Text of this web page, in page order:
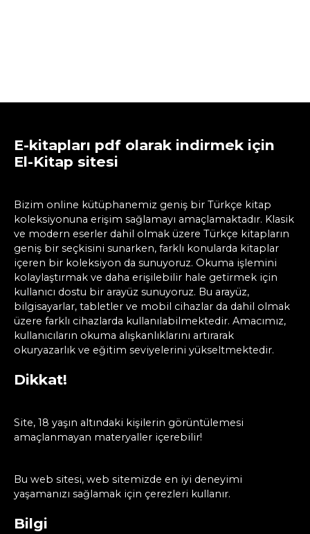
E-kitapları pdf olarak indirmek için
El-Kitap sitesi
Bizim online kütüphanemiz geniş bir Türkçe kitap
koleksiyonuna erişim sağlamayı amaçlamaktadır. Klasik
ve modern eserler dahil olmak üzere Türkçe kitapların
geniş bir seçkisini sunarken, farklı konularda kitaplar
içeren bir koleksiyon da sunuyoruz. Okuma işlemini
kolaylaştırmak ve daha erişilebilir hale getirmek için
kullanıcı dostu bir arayüz sunuyoruz. Bu arayüz,
bilgisayarlar, tabletler ve mobil cihazlar da dahil olmak
üzere farklı cihazlarda kullanılabilmektedir. Amacımız,
kullanıcıların okuma alışkanlıklarını artırarak
okuryazarlık ve eğitim seviyelerini yükseltmektedir.
Dikkat!
Site, 18 yaşın altındaki kişilerin görüntülemesi
amaçlanmayan materyaller içerebilir!
Bu web sitesi, web sitemizde en iyi deneyimi
yaşamanızı sağlamak için çerezleri kullanır.
Bilgi